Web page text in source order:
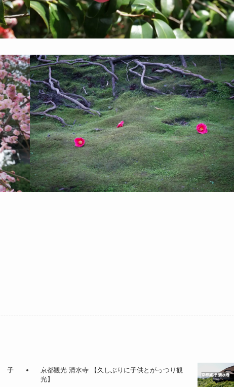
子
京都観光 清水寺 【久しぶりに子供とがっつり観
光】